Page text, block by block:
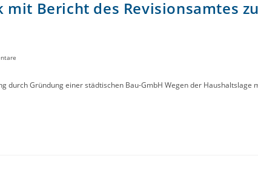
Bericht des Revisionsamtes
Gründung einer städtischen Bau-GmbH Wegen der Haushaltslage